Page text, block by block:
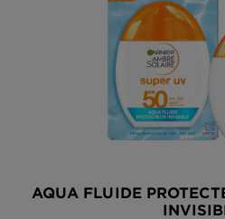
AQUA FLUIDE